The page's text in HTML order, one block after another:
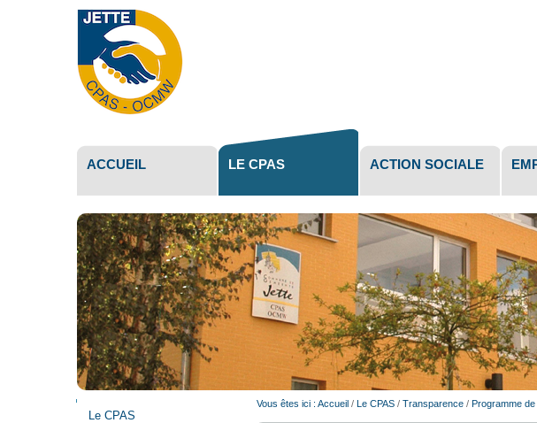
ACCUEIL LE CPAS ACTION SOCIALE
NAVIGATION
Le CPAS
Vous êtes ici : Accueil / Le CPAS / Transparence / Programme